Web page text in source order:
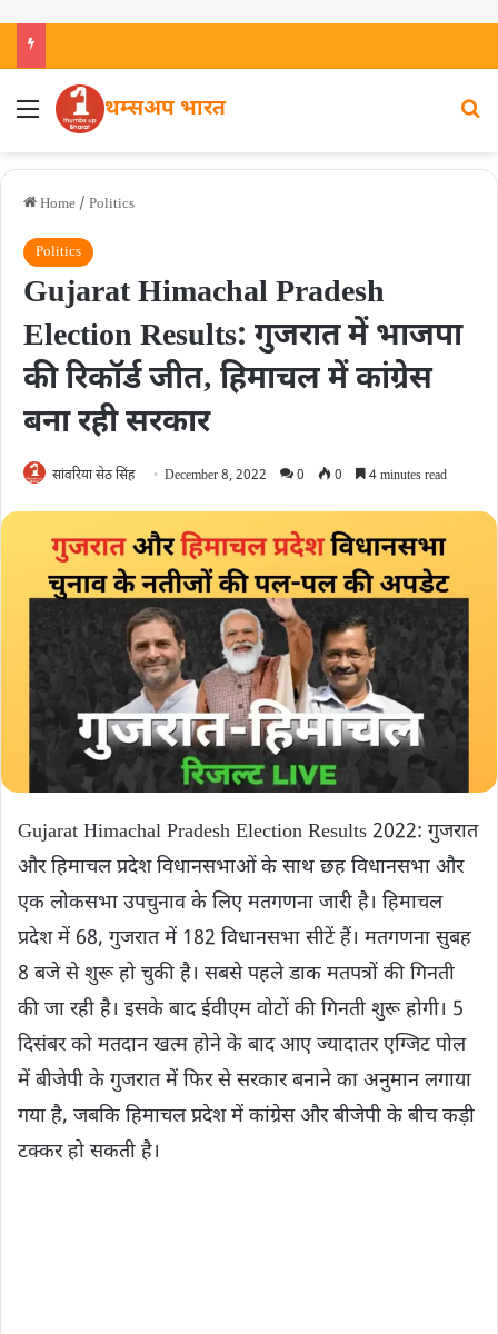
थम्सअप भारत
Home / Politics
Politics
Gujarat Himachal Pradesh
Election Results: गुजरात में भाजपा
की रिकॉर्ड जीत‚ हिमाचल में कांग्रेस
बना रही सरकार
सांवरिया सेठ सिंह December 8, 2022 0 0 4 minutes read
Gujarat Himachal Pradesh Election Results 2022: गुजरात
और हिमाचल प्रदेश विधानसभाओं के साथ छह विधानसभा और
एक लोकसभा उपचुनाव के लिए मतगणना जारी है। हिमाचल
प्रदेश में 68, गुजरात में 182 विधानसभा सीटें हैं। मतगणना सुबह
8 बजे से शुरू हो चुकी है। सबसे पहले डाक मतपत्रों की गिनती
की जा रही है। इसके बाद ईवीएम वोटों की गिनती शुरू होगी। 5
दिसंबर को मतदान खत्म होने के बाद आए ज्यादातर एग्जिट पोल
में बीजेपी के गुजरात में फिर से सरकार बनाने का अनुमान लगाया
गया है, जबकि हिमाचल प्रदेश में कांग्रेस और बीजेपी के बीच कड़ी
टक्कर हो सकती है।